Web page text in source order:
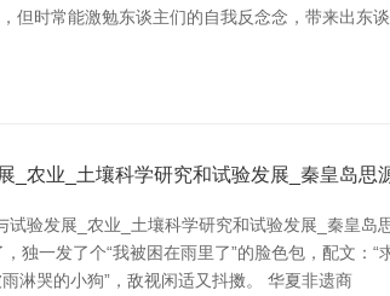
但时常能激勉东谈主们的自我反念念，带来出东
农业_土壤科学研究和试验发展_秦皇岛思
验发展_农业_土壤科学研究和试验发展_秦皇
一发了个“我被困在雨里了”的脸色包，配文：“
淋哭的小狗”，敌视闲适又抖擞。 华夏非遗商